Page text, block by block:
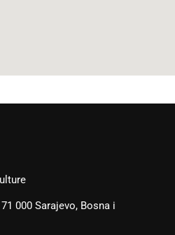
000 Sarajevo, Bosna i